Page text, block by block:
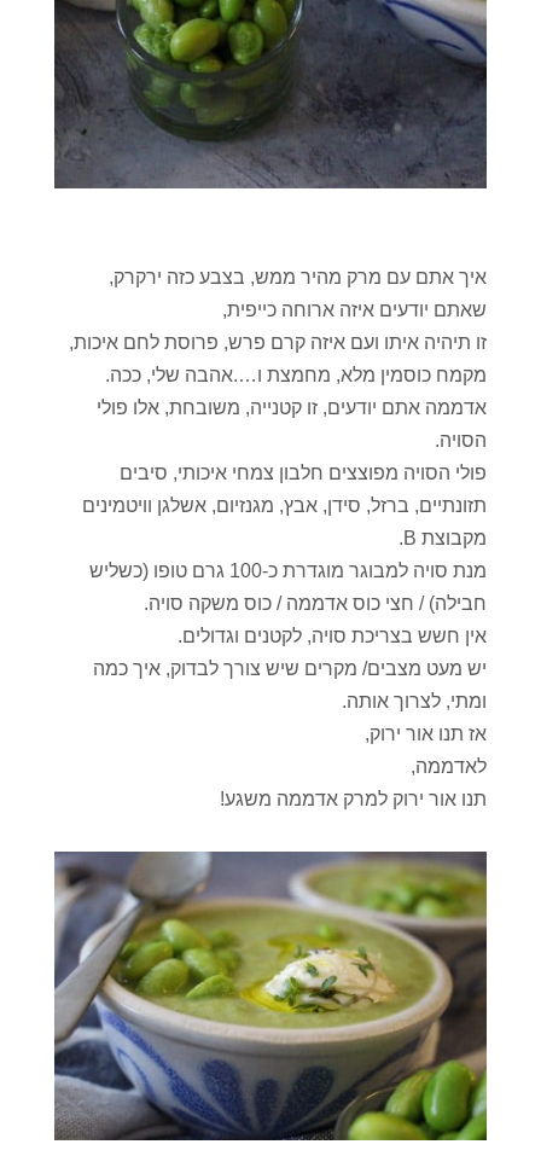
איך אתם עם מרק מהיר ממש, בצבע כזה ירקרק,
שאתם יודעים איזה ארוחה כייפית,
זו תיהיה איתו ועם איזה קרם פרש, פרוסת לחם איכות,
מקמח כוסמין מלא, מחמצת ו….אהבה שלי, ככה.
אדממה אתם יודעים, זו קטנייה, משובחת, אלו פולי
הסויה.
פולי הסויה מפוצצים חלבון צמחי איכותי, סיבים
תזונתיים, ברזל, סידן, אבץ, מגנזיום, אשלגן וויטמינים
מקבוצת B.
מנת סויה למבוגר מוגדרת כ-100 גרם טופו (כשליש
חבילה) / חצי כוס אדממה / כוס משקה סויה.
אין חשש בצריכת סויה, לקטנים וגדולים.
יש מעט מצבים/ מקרים שיש צורך לבדוק, איך כמה
ומתי, לצרוך אותה.
אז תנו אור ירוק,
לאדממה,
תנו אור ירוק למרק אדממה משגע!